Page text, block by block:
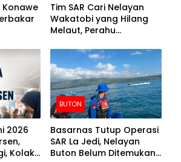
Konawe
Tim SAR Cari Nelayan
Wakatobi yang Hilang
Melaut, Perahu
Kemasukan Air
2026
Kolaka
BUTON
Basarnas Tutup Operasi
SAR La Jedi, Nelayan
Buton Belum Ditemukan